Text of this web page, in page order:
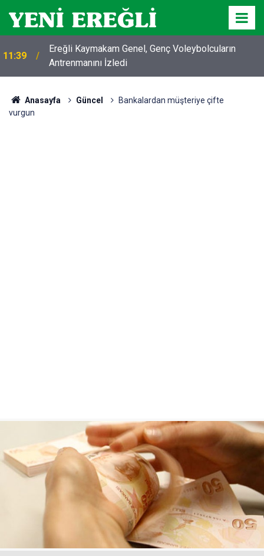
11:39
Ereğli Kaymakam Genel, Genç Voleybolcuların
Antrenmanını İzledi
Anasayfa Güncel
Bankalardan müşteriye çifte
vurgun